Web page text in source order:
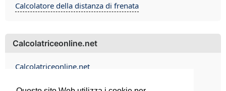
Calcolatore della distanza di frenata
Calcolatriceonline.net
Calcolatriceonline.net
Contact